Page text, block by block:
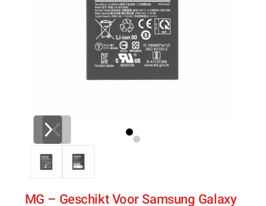
MG – Geschikt Voor Samsung Galaxy